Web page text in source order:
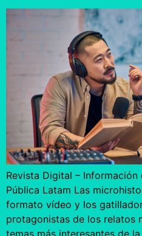
Revista Digital –
Pública Latam Las
formato vídeo y los
protagonistas de los relatos